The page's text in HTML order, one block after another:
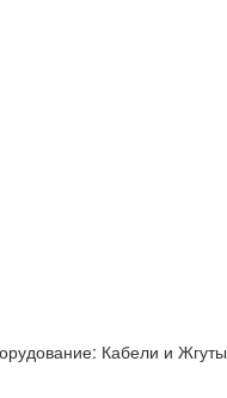
Кабели и Жгуты